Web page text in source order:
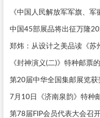
《中国人民解放军军旗、
中国45部展品将出征万隆
郑炜：从设计之美品读《
《封神演义(二)》特种邮票
第20届中华全国集邮展览
7月10日《济南泉韵》特种
第78届FIP会员代表大会召